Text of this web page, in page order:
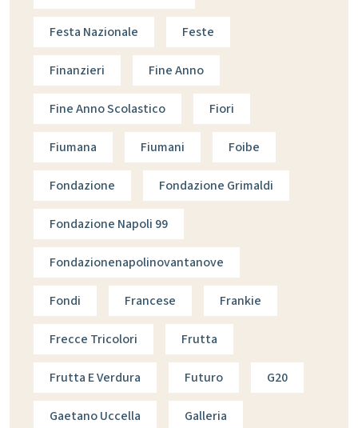
Festa Nazionale Feste
Finanzieri Fine Anno
Fine Anno Scolastico Fiori
Fiumana Fiumani Foibe
Fondazione Fondazione Grimaldi
Fondazione Napoli 99
Fondazionenapolinovantanove
Fondi Francese Frankie
Frecce Tricolori Frutta
Frutta E Verdura Futuro G20
Gaetano Uccella Galleria